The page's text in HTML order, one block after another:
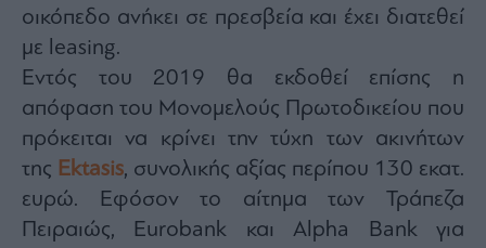
By
submitting
your
email,
you
agree
to
our
Terms
and
Privacy
Notice.
οικόπεδο ανήκει σε πρεσβεία και έχει διατεθεί
με leasing.
Εντός του 2019 θα εκδοθεί επίσης η
απόφαση του Μονομελούς Πρωτοδικείου που
πρόκειται να κρίνει την τύχη των ακινήτων
της Ektasis, συνολικής αξίας περίπου 130 εκατ.
ευρώ. Εφόσον το αίτημα των Τράπεζα
Πειραιώς, Eurobank και Alpha Bank για